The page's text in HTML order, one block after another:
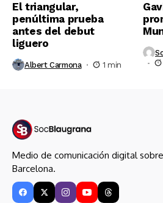
El triangular,
penúltima prueba
antes del debut
liguero
Albert Carmona 1 min
Medio de comunicación digital
Barcelona.